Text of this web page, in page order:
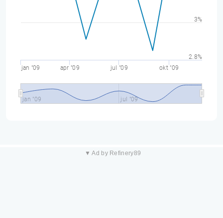
jan "09 apr "09 jul "09 okt "09
jan "09 jul "09
2.8%
3%
▼ Ad by Refinery89